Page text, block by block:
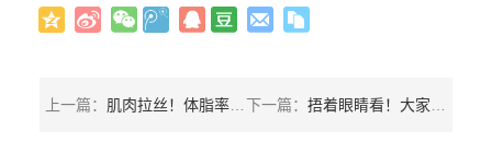
上一篇： 肌肉拉丝！体脂率最低的人Helmut Strebl，这是他的健身经历 下一篇： 捂着眼睛看！大家在训练的时候请小心，摔得太惨了